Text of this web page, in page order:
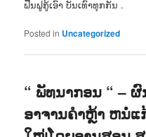
ຟື້ນຟູກູ້ເອົາ ບັນເທົາທຸກກັນ .
Posted in Uncategorized
“ ພັທນາກອນ “ – ຜົ
ອາຈານຄຳຫຼ້າ ຫນໍ່ແ